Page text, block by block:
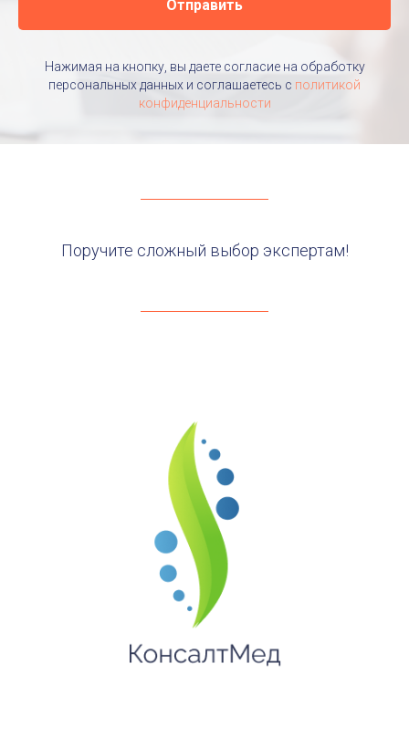
Отправить
Нажимая на кнопку, вы даете согласие на обработку
персональных данных и соглашаетесь c политикой
конфиденциальности
Поручите сложный выбор экспертам!